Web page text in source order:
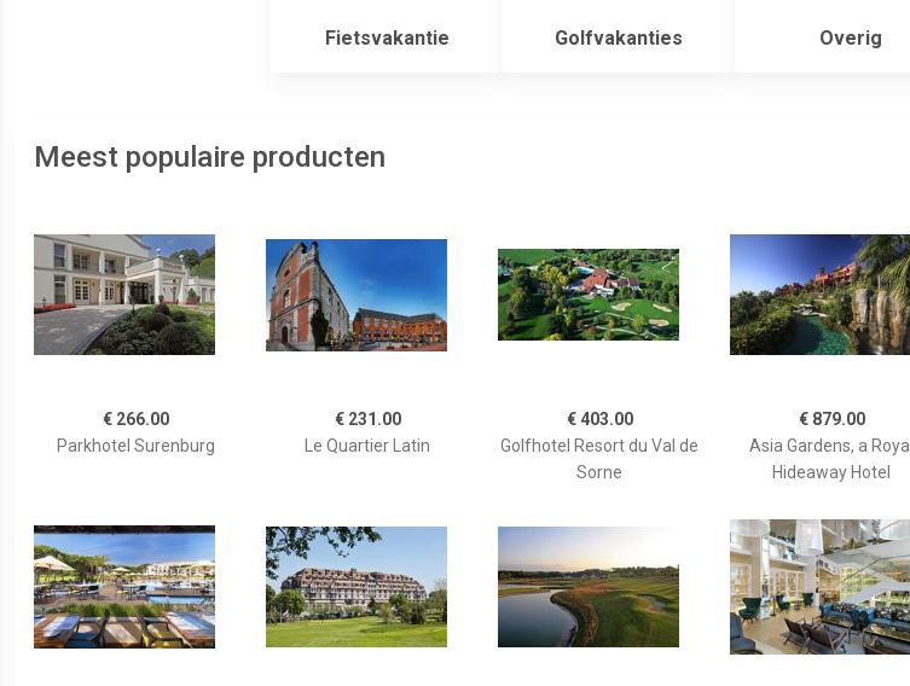
Fietsvakantie Golfvakanties Overig
Meest populaire producten
€ 266.00
Parkhotel Surenburg
€ 231.00
Le Quartier Latin
€ 403.00
Golfhotel Resort du Val de
Sorne
€ 879.00
Asia Gardens, a Royal
Hideaway Hotel